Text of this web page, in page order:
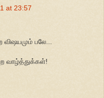
at 23:57
விஷயமும் பலே...
வாழ்த்துக்கள்!